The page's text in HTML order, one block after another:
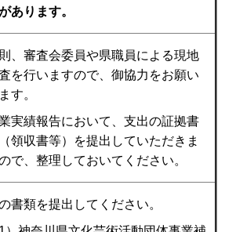
あります。
、審査会委員や県職員による現地
を行いますので、御協力をお願い
す。
実績報告において、支出の証拠書
領収書等）を提出していただきま
で、整理しておいてください。
書類を提出してください。